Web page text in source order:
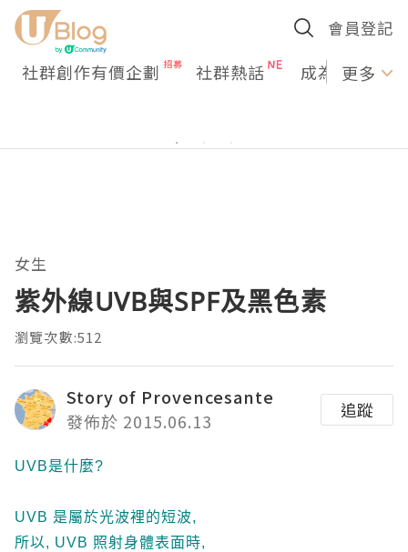
會員登記
社群創作有價企劃 社群熱話 成為U更多
女生
紫外線UVB與SPF及黑色素
瀏覽次數:512
Story of Provencesante
發佈於 2015.06.13
追蹤
UVB是什麼?
UVB 是屬於光波裡的短波,
所以, UVB 照射身體表面時,